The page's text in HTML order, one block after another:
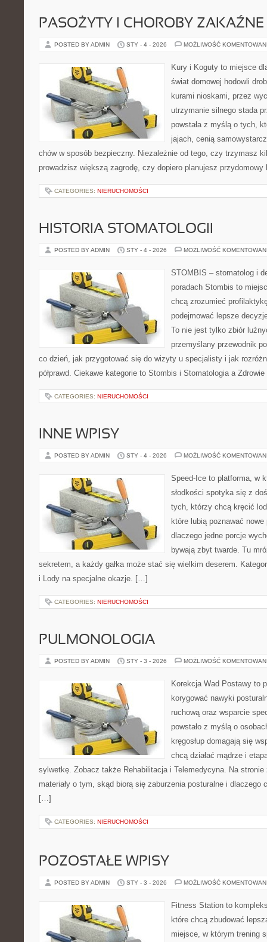
PASOŻYTY I CHOROBY ZAKAŹNE
POSTED BY ADMIN STY - 4 - 2026 MOŻLIWOŚĆ
Kury i Koguty to miejsce
świat domowej hodowli
kurami nioskami, przez
utrzymanie silnego stada
powstała z myślą o tych,
jajach, cenią
chów w sposób bezpieczny. Niezależnie od tego, czy trzymasz
prowadzisz większą zagrodę, czy dopiero planujesz
CATEGORIES: NIERUCHOMOŚCI
HISTORIA STOMATOLOGII
POSTED BY ADMIN STY - 4 - 2026 MOŻLIWOŚĆ
STOMBIS – stomatolog i
poradach Stombis to
chcą zrozumieć
podejmować lepsze
To nie jest tylko zbiór
przemyślany przewodnik
co dzień, jak przygotować się do wizyty u specjalisty i jak
półprawd. Ciekawe kategorie to Stombis i Stomatologia a
CATEGORIES: NIERUCHOMOŚCI
INNE WPISY
POSTED BY ADMIN STY - 4 - 2026 MOŻLIWOŚĆ
Speed-Ice to platforma, w
słodkości spotyka się z
tych, którzy chcą kręcić
które lubią poznawać
dlaczego jedne porcje
bywają zbyt twarde. Tu
sekretem, a każdy gałka może stać się wielkim deserem.
i Lody na specjalne okazje. […]
CATEGORIES: NIERUCHOMOŚCI
PULMONOLOGIA
POSTED BY ADMIN STY - 3 - 2026 MOŻLIWOŚĆ
Korekcja Wad Postawy to
korygować nawyki
ruchową oraz wsparcie
powstało z myślą o
kręgosłup domagają się
chcą działać mądrze i
sylwetkę. Zobacz także Rehabilitacja i Telemedycyna. Na stronie
materiały o tym, skąd biorą się zaburzenia posturalne i dlaczego
[…]
CATEGORIES: NIERUCHOMOŚCI
POZOSTAŁE WPISY
POSTED BY ADMIN STY - 3 - 2026 MOŻLIWOŚĆ
Fitness Station to
które chcą zbudować
miejsce, w którym trening